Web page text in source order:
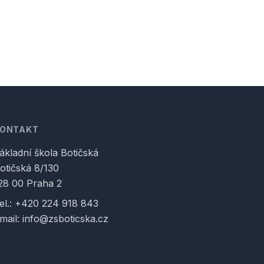
škola Botičská
8/130
00 Praha 2
+420 224 918 843
info@zsboticska.cz